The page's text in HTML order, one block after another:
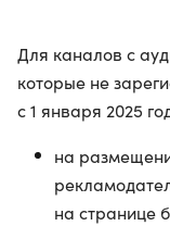
Для каналов с
которые не
с 1 января 2025
на
на странице